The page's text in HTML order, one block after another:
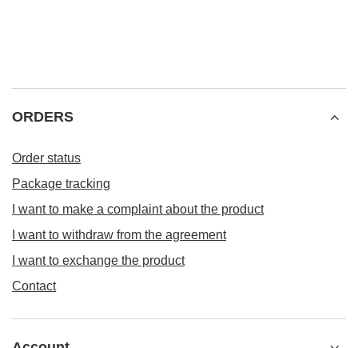
ORDERS
Order status
Package tracking
I want to make a complaint about the product
I want to withdraw from the agreement
I want to exchange the product
Contact